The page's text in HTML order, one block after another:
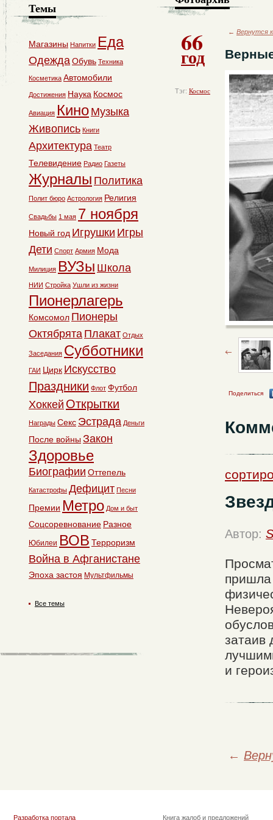
66
год
Тэг: Космос
← Вернутся
Поделиться
Автор:
пришла
затаив
и
←
Темы
Магазины Напитки Еда
ОдеждаОбувь Техника
Косметика Автомобили
Достижения Наука Космос
Авиация Кино Музыка
Живопись Книги
Архитектура Театр
Телевидение Радио Газеты
Журналы Политика
Полит бюро Астрология Религия
Свадьбы 1 мая 7 ноября
Новый год Игрушки Игры
Дети Спорт Армия Мода
Милиция ВУЗы Школа
НИИ Стройка Ушли из жизни
Пионерлагерь
Комсомол Пионеры
Октябрята Плакат Отдых
Заседания Субботники
ГАИ Цирк Искусство
Праздники Флот Футбол
Хоккей Открытки
Награды Секс Эстрада Деньги
После войны Закон
Здоровье
Биографии Оттепель
Катастрофы Дефицит Песни
Премии Метро Дом и быт
Соцсоревнование Разное
Юбилеи ВОВ Терроризм
Война в Афганистане
Эпоха застоя Мультфильмы
Все темы
Разработка портала Книга жалоб и предложений